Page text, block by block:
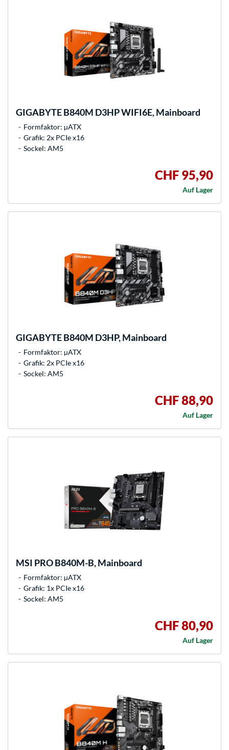
GIGABYTEB840M D3HP WIFI6E, Mainboard
Formfaktor: µATX
Grafik: 2x PCIe x16
Sockel: AM5
CHF 95,90
Auf Lager
GIGABYTEB840M D3HP, Mainboard
Formfaktor: µATX
Grafik: 2x PCIe x16
Sockel: AM5
CHF 88,90
Auf Lager
MSI PRO B840M-B, Mainboard
Formfaktor: µATX
Grafik: 1x PCIe x16
Sockel: AM5
CHF 80,90
Auf Lager